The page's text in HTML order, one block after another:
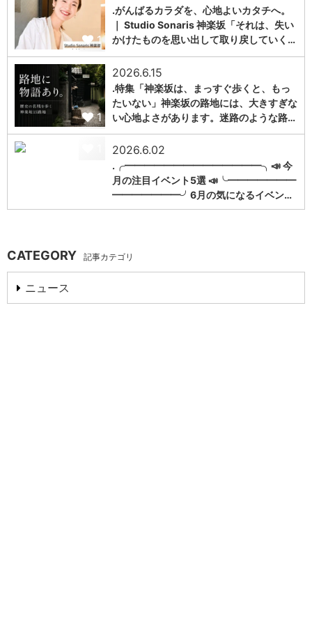
1
.がんばるカラダを、心地よいカタチへ。
｜ Studio Sonaris 神楽坂「それは、失い
かけたものを思い出して取り戻していく…
1
2026.6.15
.特集「神楽坂は、まっすぐ歩くと、もっ
たいない」神楽坂の路地には、大きすぎな
い心地よさがあります。迷路のような路…
2026.6.02
.╭━━━━━━━━━━━━━━╮📣 今
月の注目イベント5選 📣╰━━━━━━━
━━━━━━━╯6月の気になるイベン…
CATEGORY 記事カテゴリ
ニュース